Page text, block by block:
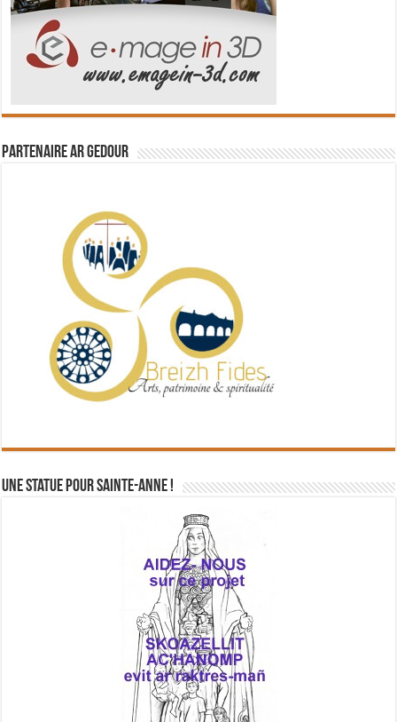
Partenaire Ar Gedour
Une statue pour Sainte-Anne !